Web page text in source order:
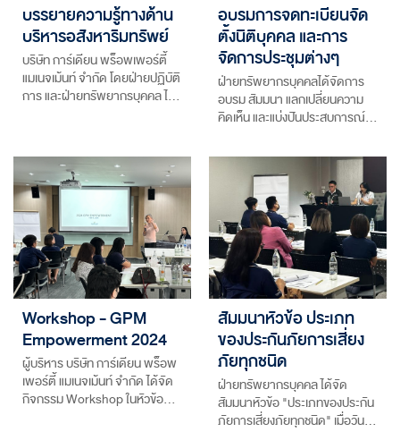
บรรยายความรู้ทางด้าน
บริหารอสังหาริมทรัพย์
บริษัท การ์เดียน พร็อพเพอร์ตี้
แมเนจเม้นท์ จำกัด โดยฝ่ายปฏิบัติ
การ และฝ่ายทรัพยากรบุคคล ไ…
อบรมการจดทะเบียนจัด
ตั้งนิติบุคคล และการ
จัดการประชุมต่างๆ
ฝ่ายทรัพยากรบุคคลได้จัดการ
อบรม สัมมนา แลกเปลี่ยนความ
คิดเห็น และแบ่งปันประสบการณ์…
Workshop - GPM
Empowerment 2024
ผู้บริหาร บริษัท การ์เดียน พร็อพ
เพอร์ตี้ แมเนจเม้นท์ จำกัด ได้จัด
กิจกรรม Workshop ในหัวข้อ…
สัมมนาหัวข้อ ประเภท
ของประกันภัยการเสี่ยง
ภัยทุกชนิด
ฝ่ายทรัพยากรบุคคล ได้จัด
สัมมนาหัวข้อ "ประเภทของประกัน
ภัยการเสี่ยงภัยทุกชนิด" เมื่อวัน…